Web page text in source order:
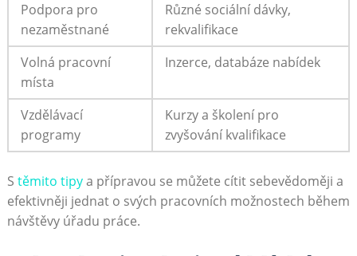
Podpora pro
nezaměstnané
Různé sociální dávky,
rekvalifikace
Volná ​pracovní
místa
Inzerce, databáze nabídek
Vzdělávací
programy
Kurzy a školení pro
zvyšování kvalifikace
S těmito ​tipya přípravou se⁤ můžete cítit ‍sebevědoměji a
efektivněji jednat​ o⁢ svých pracovních možnostech během
návštěvy úřadu práce.